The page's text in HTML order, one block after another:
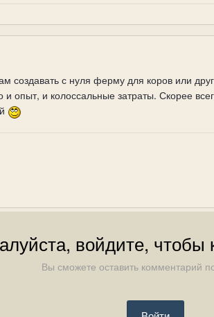
создавать с нуля ферму для коров или
и опыт, и колоссальные затраты. Скорее
войдите, чтобы
Вы сможете оставить комментарий